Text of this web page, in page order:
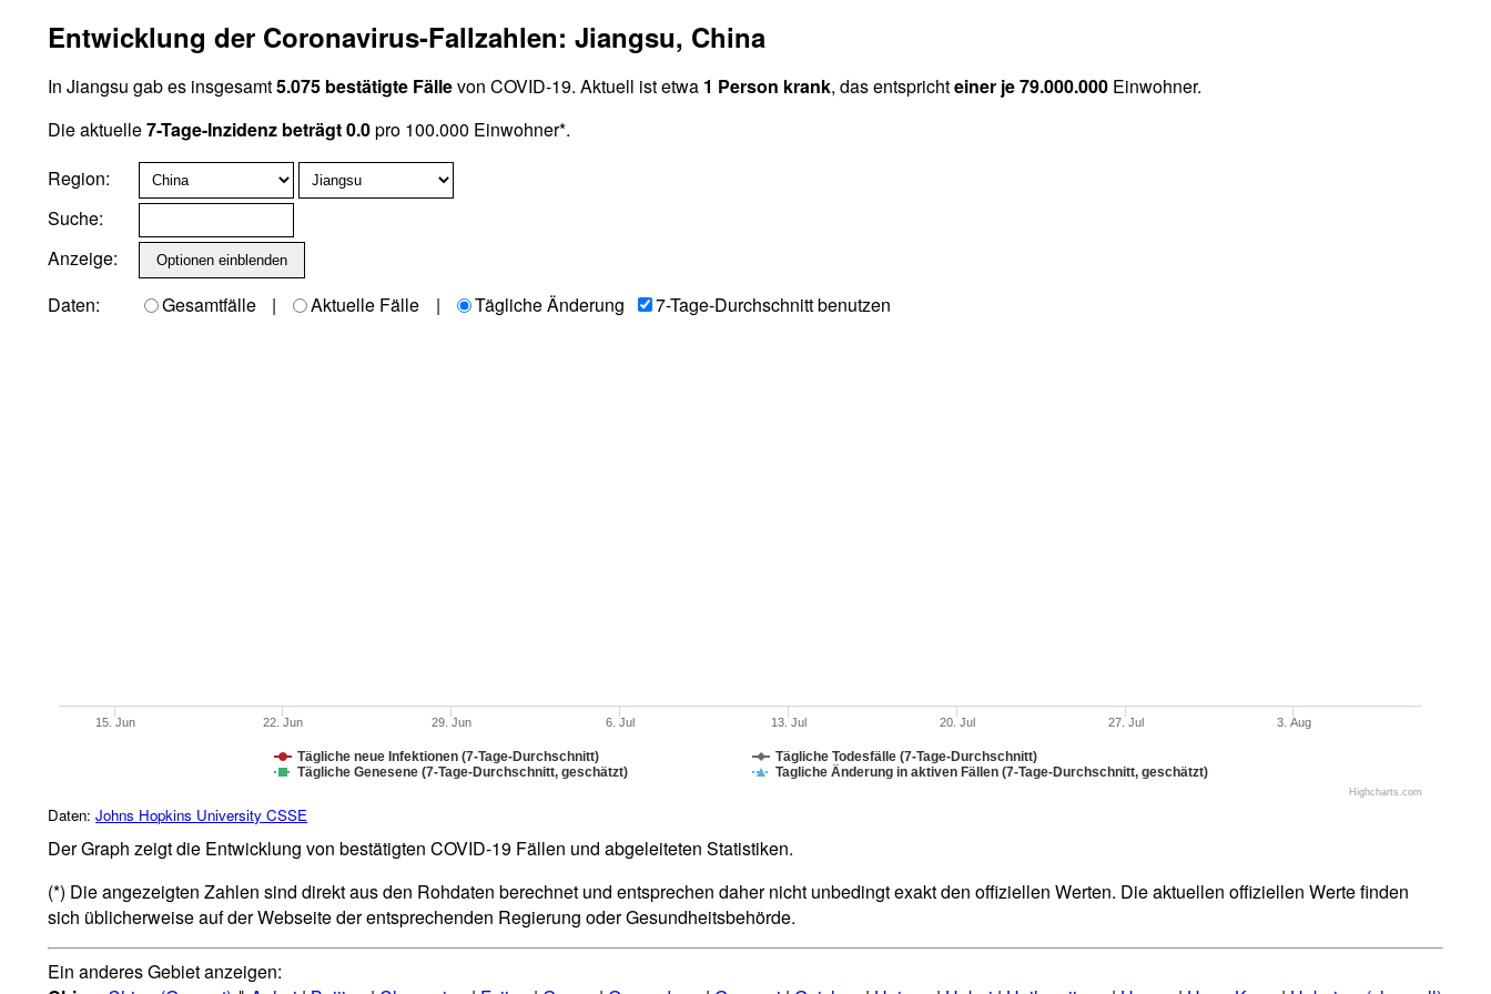
Entwicklung der Coronavirus-Fallzahlen: Jiangsu, China
In Jiangsu gab es insgesamt5.075 bestätigte Fällevon COVID-19. Aktuell ist etwa 1 Person krank, das entsprichteiner je 79.000.000 Einwohner.
Die aktuelle7-Tage-Inzidenz beträgt 0.0pro 100.000 Einwohner*.
Region:
Suche:
Anzeige:
Daten:
Gesamtfälle | Aktuelle Fälle | Tägliche Änderung 7-Tage-Durchschnitt benutzen
Tägliche neue Infektionen (7-Tage-Durchschnitt)
Tägliche Todesfälle (7-Tage-Durchschnitt)
Tägliche Genesene (7-Tage-Durchschnitt, geschätzt)
Tagliche Änderung in aktiven Fällen (7-Tage-Durchschnitt, geschätzt)
15. Jun 22. Jun 29. Jun 6. Jul 13. Jul 20. Jul 27. Jul 3. Aug
Highcharts.com
Daten:Johns Hopkins University CSSE
Der Graph zeigt die Entwicklung von bestätigten COVID-19 Fällen und abgeleiteten Statistiken.
(*) Die angezeigten Zahlen sind direkt aus den Rohdaten berechnet und entsprechen daher nicht unbedingt exakt den offiziellen Werten. Die aktuellen offiziellen Werte finden
sich üblicherweise auf der Webseite der entsprechenden Regierung oder Gesundheitsbehörde.
Ein anderes Gebiet anzeigen: